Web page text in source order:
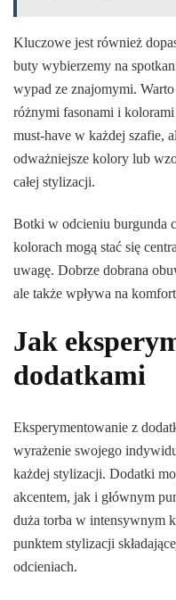
Kluczowe jest również
buty wybierzemy na
wypad ze znajomymi.
różnymi fasonami i
must-have w każdej szafie,
odważniejsze kolory lub
całej stylizacji.
Botki w odcieniu burgunda
kolorach mogą stać się
uwagę. Dobrze dobrana
ale także wpływa na
Jak
dodatkami
Eksperymentowanie z
wyrażenie swojego
każdej stylizacji. Dodatki
akcentem, jak i głównym
duża torba w intensywnym
punktem stylizacji
odcieniach.